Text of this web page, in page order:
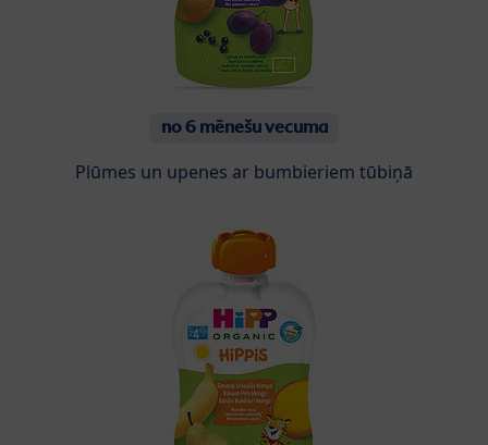
no 6 mēnešu vecuma
Plūmes un upenes ar bumbieriem tūbiņā